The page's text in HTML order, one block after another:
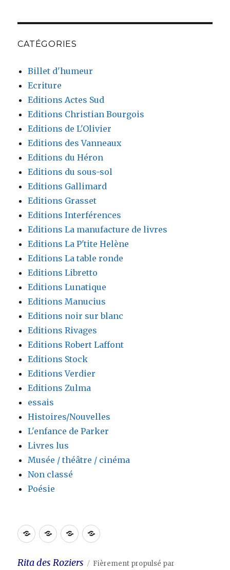
CATÉGORIES
Billet d'humeur
Ecriture
Editions Actes Sud
Editions Christian Bourgois
Editions de L'Olivier
Editions des Vanneaux
Editions du Héron
Editions du sous-sol
Editions Gallimard
Editions Grasset
Editions Interférences
Editions La manufacture de livres
Editions La P'tite Helène
Editions La table ronde
Editions Libretto
Editions Lunatique
Editions Manucius
Editions noir sur blanc
Editions Rivages
Editions Robert Laffont
Editions Stock
Editions Verdier
Editions Zulma
essais
Histoires/Nouvelles
L'enfance de Parker
Livres lus
Musée / théâtre / cinéma
Non classé
Poésie
AccueilBlog ContactLien
Rita des Roziers Fièrement propulsé par